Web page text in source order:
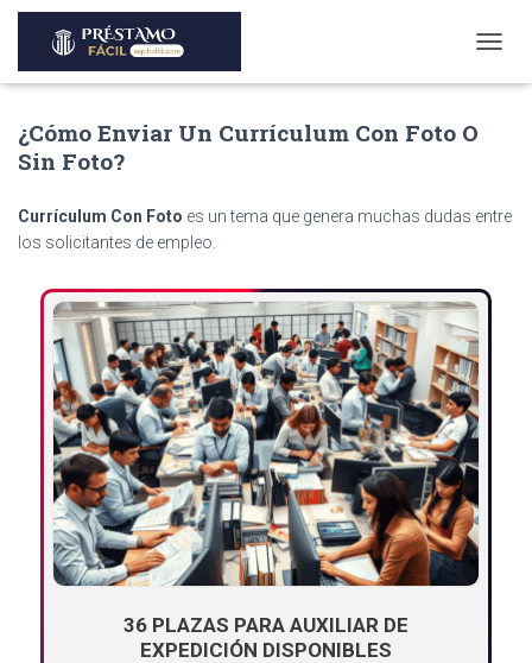
O
A
¿Cómo Enviar Un Currículum Con Foto O
Sin Foto?
Currículum Con Foto es un tema que genera muchas dudas entre
los solicitantes de empleo.
36 PLAZAS PARA AUXILIAR DE
EXPEDICIÓN DISPONIBLES